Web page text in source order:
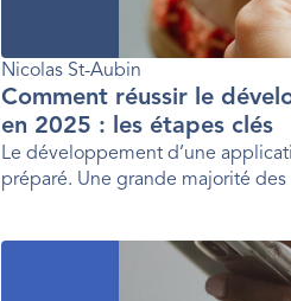
Nicolas St-Aubin
Comment réussir le
en 2025 : les étapes clés
Le développement d’une
préparé. Une grande majorité